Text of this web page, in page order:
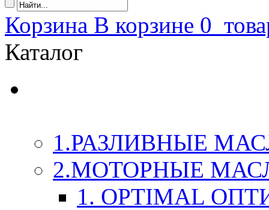
Корзина В корзине 0
Каталог
1.РАЗЛИВНЫЕ
2.МОТОРНЫЕ
1. OPTIMAL